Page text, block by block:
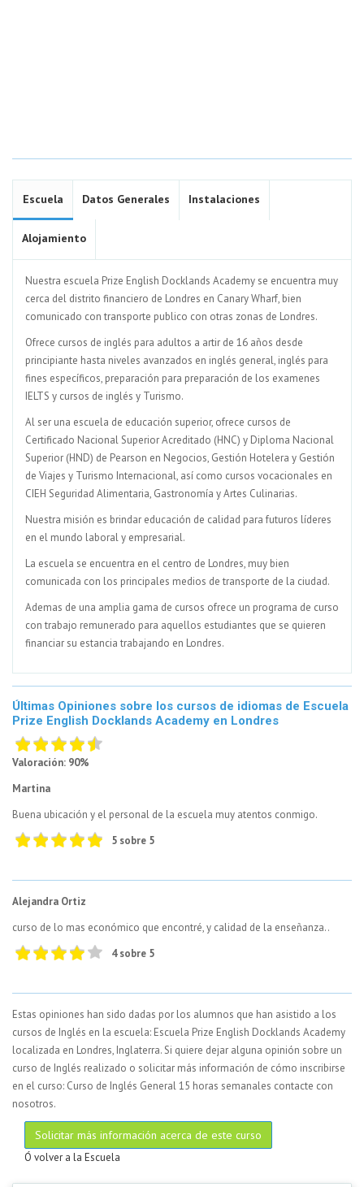
Escuela Datos Generales Instalaciones
Alojamiento
Nuestra escuela Prize English Docklands Academy se encuentra muy
cerca del distrito financiero de Londres en Canary Wharf, bien
comunicado con transporte publico con otras zonas de Londres.
Ofrece cursos de inglés para adultos a artir de 16 años desde
principiante hasta niveles avanzados en inglés general, inglés para
fines específicos, preparación para preparación de los examenes
IELTS y cursos de inglés y Turismo.
Al ser una escuela de educación superior, ofrece cursos de
Certificado Nacional Superior Acreditado (HNC) y Diploma Nacional
Superior (HND) de Pearson en Negocios, Gestión Hotelera y Gestión
de Viajes y Turismo Internacional, así como cursos vocacionales en
CIEH Seguridad Alimentaria, Gastronomía y Artes Culinarias.
Nuestra misión es brindar educación de calidad para futuros líderes
en el mundo laboral y empresarial.
La escuela se encuentra en el centro de Londres, muy bien
comunicada con los principales medios de transporte de la ciudad.
Ademas de una amplia gama de cursos ofrece un programa de curso
con trabajo remunerado para aquellos estudiantes que se quieren
financiar su estancia trabajando en Londres.
Últimas Opiniones sobre los cursos de idiomas de Escuela
Prize English Docklands Academy en Londres
Valoración: 90%
Martina
Buena ubicación y el personal de la escuela muy atentos conmigo.
5 sobre 5
Alejandra Ortiz
curso de lo mas económico que encontré, y calidad de la enseñanza..
4 sobre 5
Estas opiniones han sido dadas por los alumnos que han asistido a los
cursos de Inglés en la escuela: Escuela Prize English Docklands Academy
localizada en Londres, Inglaterra. Si quiere dejar alguna opinión sobre un
curso de Inglés realizado o solicitar más información de cómo inscribirse
en el curso: Curso de Inglés General 15 horas semanales contacte con
nosotros.
Solicitar más información acerca de este curso
Ó volver a la Escuela